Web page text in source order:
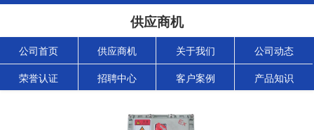
供应商机
公司首页 供应商机 关于我们 公司动态
荣誉认证 招聘中心 客户案例 产品知识